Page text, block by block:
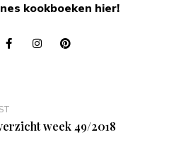
kookboeken hier!
week 49/2018